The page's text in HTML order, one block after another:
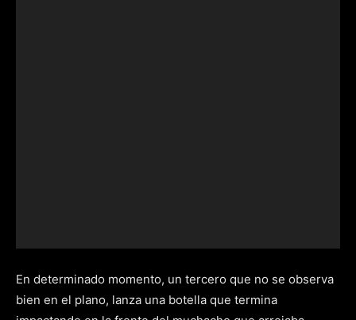
En determinado momento, un tercero que no se observa
bien en el plano, lanza una botella que termina